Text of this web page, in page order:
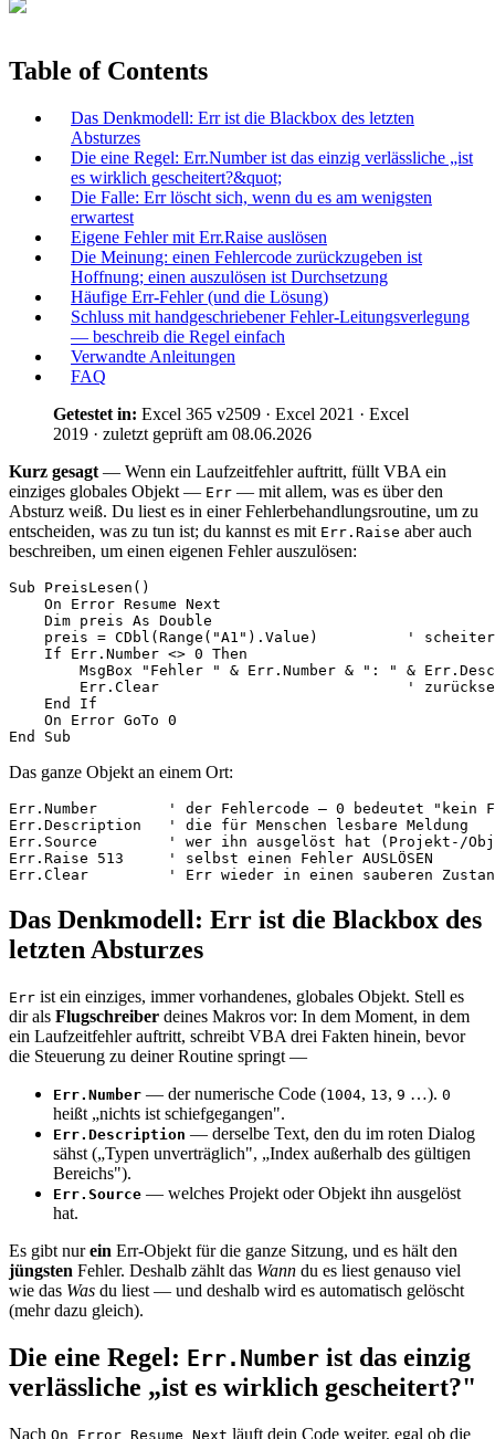
Table of Contents
Das Denkmodell: Err ist die Blackbox des letzten
Absturzes
Die eine Regel: Err.Number ist das einzig verlässliche „ist
es wirklich gescheitert?&quot;
Die Falle: Err löscht sich, wenn du es am wenigsten
erwartest
Eigene Fehler mit Err.Raise auslösen
Die Meinung: einen Fehlercode zurückzugeben ist
Hoffnung; einen auszulösen ist Durchsetzung
Häufige Err-Fehler (und die Lösung)
Schluss mit handgeschriebener Fehler-Leitungsverlegung
— beschreib die Regel einfach
Verwandte Anleitungen
FAQ
Getestet in: Excel 365 v2509 · Excel 2021 · Excel
2019 · zuletzt geprüft am 08.06.2026
Kurz gesagt — Wenn ein Laufzeitfehler auftritt, füllt VBA ein
einziges globales Objekt — Err — mit allem, was es über den
Absturz weiß. Du liest es in einer Fehlerbehandlungsroutine, um zu
entscheiden, was zu tun ist; du kannst es mit Err.Raise aber auch
beschreiben, um einen eigenen Fehler auszulösen:
Sub PreisLesen()
    On Error Resume Next
    Dim preis As Double
preis = CDbl(Range("A1").Value)          '
    If Err.Number <> 0 Then
MsgBox "Fehler " & Err.Number & ": " &
Err.Clear                            '
    End If
    On Error GoTo 0
Das ganze Objekt an einem Ort:
Err.Number        ' der Fehlercode — 0 bedeutet "kein
Err.Description   ' die für Menschen lesbare Meldung
Err.Source        ' wer ihn ausgelöst hat (Projekt-/
Err.Raise 513     ' selbst einen Fehler AUSLÖSEN
Das Denkmodell: Err ist die Blackbox des
letzten Absturzes
Err ist ein einziges, immer vorhandenes, globales Objekt. Stell es
dir als Flugschreiber deines Makros vor: In dem Moment, in dem
ein Laufzeitfehler auftritt, schreibt VBA drei Fakten hinein, bevor
die Steuerung zu deiner Routine springt —
Err.Number — der numerische Code (1004, 13, 9 …). 0
heißt „nichts ist schiefgegangen".
Err.Description — derselbe Text, den du im roten Dialog
sähst („Typen unverträglich", „Index außerhalb des gültigen
Bereichs").
Err.Source — welches Projekt oder Objekt ihn ausgelöst
hat.
Es gibt nurein Err-Objekt für die ganze Sitzung, und es hält den
jüngsten Fehler. Deshalb zählt das Wann du es liest genauso viel
wie das Was du liest — und deshalb wird es automatisch gelöscht
(mehr dazu gleich).
Die eine Regel: Err.Number ist das einzig
verlässliche „ist es wirklich gescheitert?"
Nach On Error Resume Next läuft dein Code weiter, egal ob die